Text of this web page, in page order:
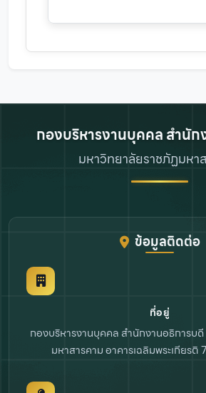
กองบริหารงานบุคคล สำนัก
มหาวิทยาลัยราชภัฏมหา
ข้อมูลติดต่อ
ที่อยู่
กองบริหารงานบุคคล สำนักงานอธิการบดี
มหาสารคามอาคารเฉลิมพระเกียรติ